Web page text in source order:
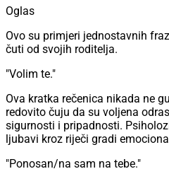
Oglas
Ovo su primjeri jednostavnih
čuti od svojih roditelja.
"Volim te."
Ova kratka rečenica nikada ne
redovito čuju da su voljena
sigurnosti i pripadnosti.
ljubavi kroz riječi gradi
"Ponosan/na sam na tebe."